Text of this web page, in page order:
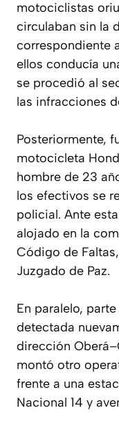
motociclistas
circulaban sin la
correspondiente
ellos conducía
se procedió al
las infracciones
Posteriormente,
motocicleta
hombre de 23
los efectivos se
policial. Ante
alojado en la
Código de
Juzgado de Paz.
En paralelo,
detectada
dirección
montó otro
frente a una
Nacional 14 y